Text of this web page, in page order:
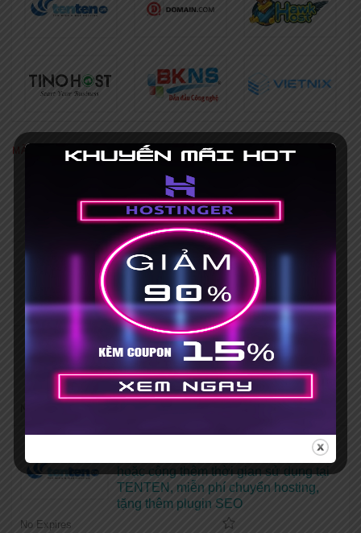
MÃ GIẢM GIÁ NỔI BẬT
[Khuyến mãi HOT] Coupon Hostinger
giảm giá 75%+ Mã giảm giá 15%
Hết hạn 31/03/2035
Mã giảm giá iNET 30% [HOT], mua
hosting tặng tên miền
No Expires
Mã giảm giá Vietnix 15% khi đăng ký
mới + Tặng bộ theme, plugin bản
quyền
Coupon giảm giá 50% dịch vụ hosting
hoặc cộng thêm thời gian sử dụng tại
TENTEN, miễn phí chuyển hosting,
tặng thêm plugin SEO
No Expires